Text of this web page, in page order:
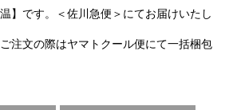
】です。＜佐川急便＞にてお届けいたし
注文の際はヤマトクール便にて一括梱包